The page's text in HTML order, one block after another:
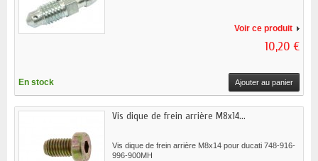
Voir ce produit
10,20 €
En stock Ajouter au panier
Vis dique de frein arrière M8x14...
Vis dique de frein arrière M8x14 pour ducati 748-916-
996-900MH